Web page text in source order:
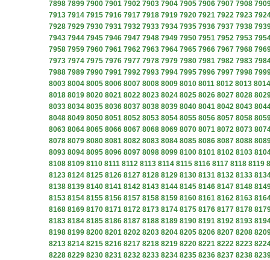
7898 7899 7900 7901 7902 7903 7904 7905 7906 7907 7908
7913 7914 7915 7916 7917 7918 7919 7920 7921 7922 7923
7928 7929 7930 7931 7932 7933 7934 7935 7936 7937 7938
7943 7944 7945 7946 7947 7948 7949 7950 7951 7952 7953
7958 7959 7960 7961 7962 7963 7964 7965 7966 7967 7968
7973 7974 7975 7976 7977 7978 7979 7980 7981 7982 7983
7988 7989 7990 7991 7992 7993 7994 7995 7996 7997 7998
8003 8004 8005 8006 8007 8008 8009 8010 8011 8012 8013 8014
8018 8019 8020 8021 8022 8023 8024 8025 8026 8027 8028
8033 8034 8035 8036 8037 8038 8039 8040 8041 8042 8043
8048 8049 8050 8051 8052 8053 8054 8055 8056 8057 8058
8063 8064 8065 8066 8067 8068 8069 8070 8071 8072 8073
8078 8079 8080 8081 8082 8083 8084 8085 8086 8087 8088
8093 8094 8095 8096 8097 8098 8099 8100 8101 8102 8103
8108 8109 8110 8111 8112 8113 8114 8115 8116 8117 8118 8119
8123 8124 8125 8126 8127 8128 8129 8130 8131 8132 8133
8138 8139 8140 8141 8142 8143 8144 8145 8146 8147 8148
8153 8154 8155 8156 8157 8158 8159 8160 8161 8162 8163
8168 8169 8170 8171 8172 8173 8174 8175 8176 8177 8178
8183 8184 8185 8186 8187 8188 8189 8190 8191 8192 8193
8198 8199 8200 8201 8202 8203 8204 8205 8206 8207 8208
8213 8214 8215 8216 8217 8218 8219 8220 8221 8222 8223
8228 8229 8230 8231 8232 8233 8234 8235 8236 8237 8238